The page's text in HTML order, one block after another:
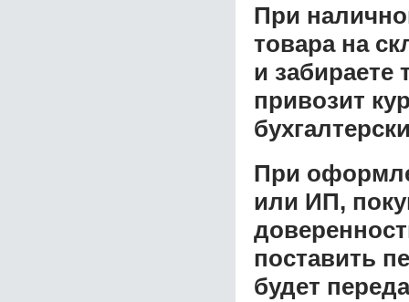
При
товара на
и забираете
привозит
При
или ИП,
поставить
будет